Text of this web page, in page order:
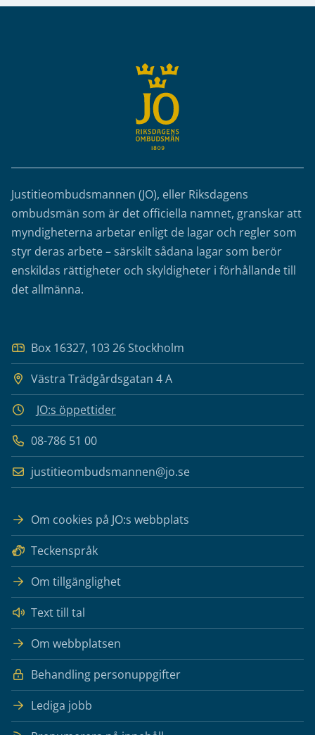
Justitieombudsmannen (JO), eller Riksdagens
ombudsmän som är det officiella namnet, granskar att
myndigheterna arbetar enligt de lagar och regler som
styr deras arbete – särskilt sådana lagar som berör
enskildas rättigheter och skyldigheter i förhållande till
det allmänna.
Box 16327, 103 26 Stockholm
Västra Trädgårdsgatan 4 A
JO:s öppettider
08-786 51 00
justitieombudsmannen@jo.se
Om cookies på JO:s webbplats
Teckenspråk
Om tillgänglighet
Text till tal
Om webbplatsen
Behandling personuppgifter
Lediga jobb